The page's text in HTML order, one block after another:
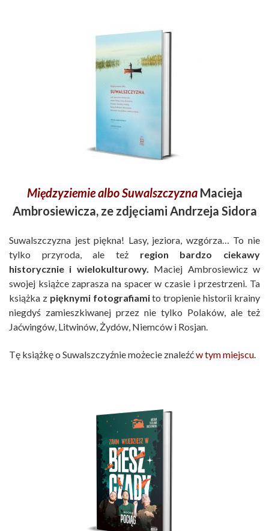
Międzyziemie albo SuwalszczyznaMacieja
Ambrosiewicza, ze zdjęciami Andrzeja Sidora
Suwalszczyzna jest piękna! Lasy, jeziora, wzgórza… To nie
tylko przyroda, ale też region bardzo ciekawy
historycznie i wielokulturowy. Maciej Ambrosiewicz w
swojej książce zaprasza na spacer w czasie i przestrzeni. Ta
książka z pięknymi fotografiamito tropienie historii krainy
niegdyś zamieszkiwanej przez nie tylko Polaków, ale też
Jaćwingów, Litwinów, Żydów, Niemców i Rosjan.
Tę książkę o Suwalszczyźnie możecie znaleźćw tym miejscu.